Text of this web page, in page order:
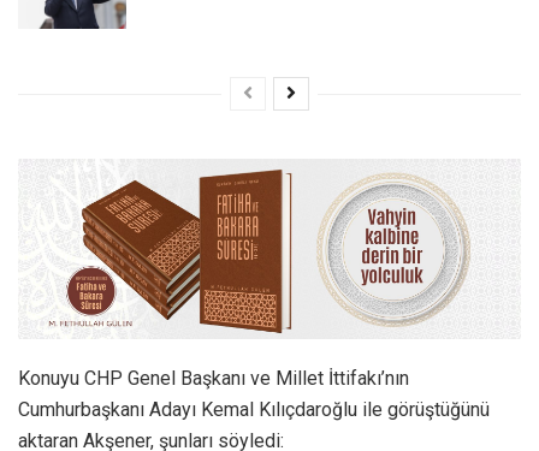
Konuyu CHP Genel Başkanı ve Millet İttifakı’nın
Cumhurbaşkanı Adayı Kemal Kılıçdaroğlu ile görüştüğünü
aktaran Akşener, şunları söyledi: